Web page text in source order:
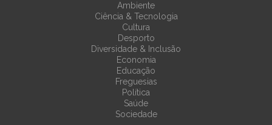
Ambiente
Ciência & Tecnologia
Cultura
Desporto
Diversidade & Inclusão
Economia
Educação
Freguesias
Política
Saúde
Sociedade